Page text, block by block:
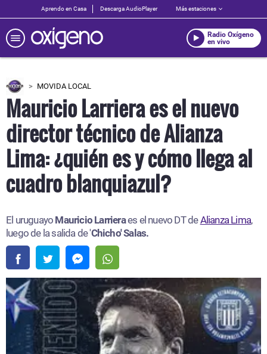
Aprendo en Casa Descarga AudioPlayer Más estaciones
Radio Oxígeno
en vivo
MOVIDA LOCAL
Mauricio Larriera es el nuevo
director técnico de Alianza
Lima: ¿quién es y cómo llega al
cuadro blanquiazul?
El uruguayo Mauricio Larrieraes el nuevo DT deAlianza Lima,
luego de la salida de 'Chicho' Salas.